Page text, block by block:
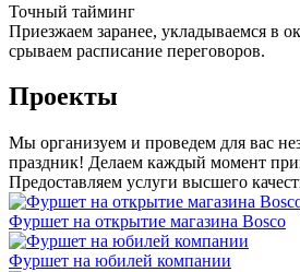
Точный тайминг
Приезжаем заранее, укладываемся в
срываем расписание переговоров.
Проекты
Мы организуем и проведем для вас
праздник! Делаем каждый момент
Предоставляем услуги высшего
Фуршет на открытие магазина Bosco
Фуршет на юбилей компании